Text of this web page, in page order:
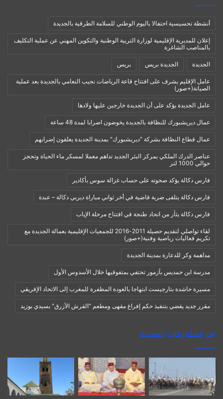
أنشطة تحسيسية احتفالا باليوم الوطني للسلامة الطرقية بالجديدة
إعلان للمديرية الإقليمية لوزارة التربية الوطنية والتكوين المهني عن عملية التكليف
بالمناصب الشاغرة
الجديدة الجديدة بريس بريس
عامل الإقليم يشرف على افتتاح قاعة الرياضات نجيب النعامي بالجديدة بعد عملية
الصيانة(+صور)
عامل الجديدة يؤكد على أن الجديدة خارجين عليها ولادها
عمال ديريشبورك للنظافة بالجديدة يخوضون اضرابا لمدة 48 ساعة
عمال قطاع النظافة بشركة "ديريشبورك" بمدينة الجديدة يعلقون إضرابهم
عناصر الدرك الملكي بمركز البئر الجديد تداهم معملا لمسكر ماء الحياة وتحجز
حوالي 1000 لتر
فارس دكالة يؤكد صحوته على حساب غزالة سوس بأكادير
فارس دكالة يتلقى ضربة قاضية في أخر ثواني مباراة ديربي دكالة – عبدة
فارس دكالة يثأر من اتحاد طنجة في افتتاح مرحلة الإياب
لقاء تواصلي لتقديم حصيلة 2011-2016 للجمعيات الإقليمية بعمالة الجديدة مع
تكريم فعاليات رياضية وفنية(+صور)
مداهمة وكر للدعارة بمدينة الجديدة
مدرسة ابن حمديس بآزمور تحتفي بمتفوقيها خلال الأسدوس الأول
مسيرة حاشدة بتارجيست ابتهاجا بالعودة المظفرة للمغرب إلى الاتحاد الإفريقي
مقرر جديد يقضي بتنفيذ حكم إفراغ مقهى ومطعم "القرش الأزرق" بسيدي بوزيد
آخر المشاركات المعدلة